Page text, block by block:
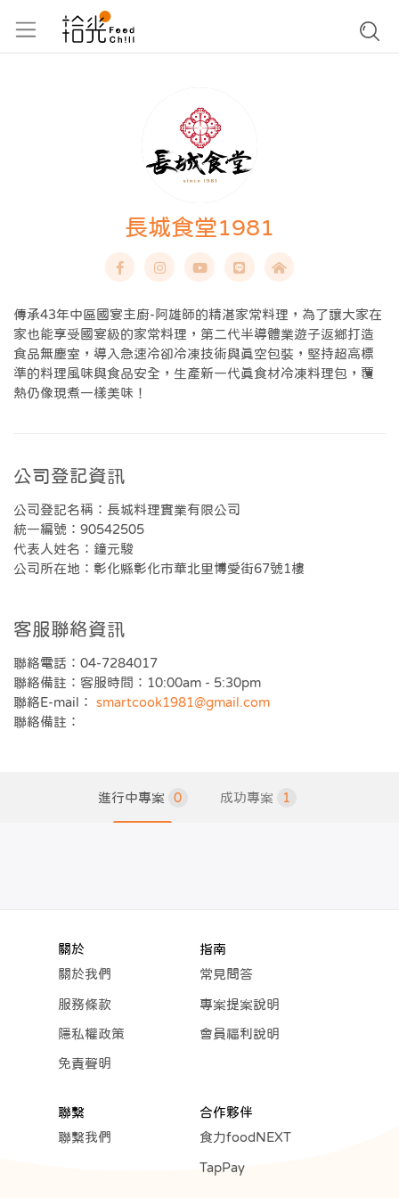
長城食堂1981
傳承43年中區國宴主廚-阿雄師的精湛家常料理，為了讓大家在
家也能享受國宴級的家常料理，第二代半導體業遊子返鄉打造
食品無塵室，導入急速冷卻冷凍技術與真空包裝，堅持超高標
準的料理風味與食品安全，生產新一代真食材冷凍料理包，覆
熱仍像現煮一樣美味！
公司登記資訊
公司登記名稱：長城料理實業有限公司
統一編號：90542505
代表人姓名：鐘元駿
公司所在地：彰化縣彰化市華北里博愛街67號1樓
客服聯絡資訊
聯絡電話：04-7284017
聯絡備註：客服時間：10:00am - 5:30pm
聯絡E-mail： smartcook1981@gmail.com
聯絡備註：
進行中專案 0 成功專案 1
關於
關於我們
服務條款
隱私權政策
免責聲明
指南
常見問答
專案提案說明
會員福利說明
聯繫
聯繫我們
合作夥伴
食力foodNEXT
TapPay